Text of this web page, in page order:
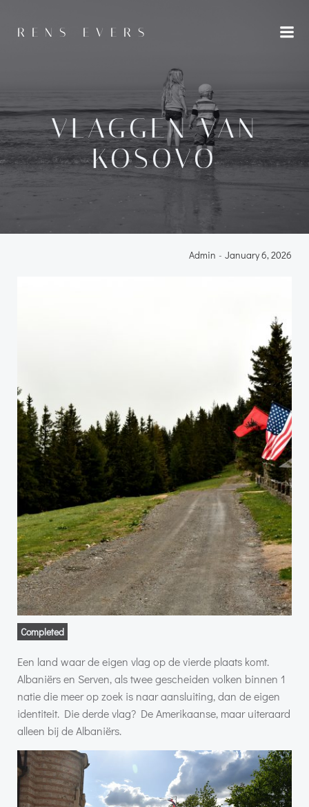
RENS EVERS
VLAGGEN VAN
KOSOVO
Admin - January 6, 2026
Completed
Een land waar de eigen vlag op de vierde plaats komt.
Albaniërs en Serven, als twee gescheiden volken binnen 1
natie die meer op zoek is naar aansluiting, dan de eigen
identiteit. Die derde vlag? De Amerikaanse, maar uiteraard
alleen bij de Albaniërs.